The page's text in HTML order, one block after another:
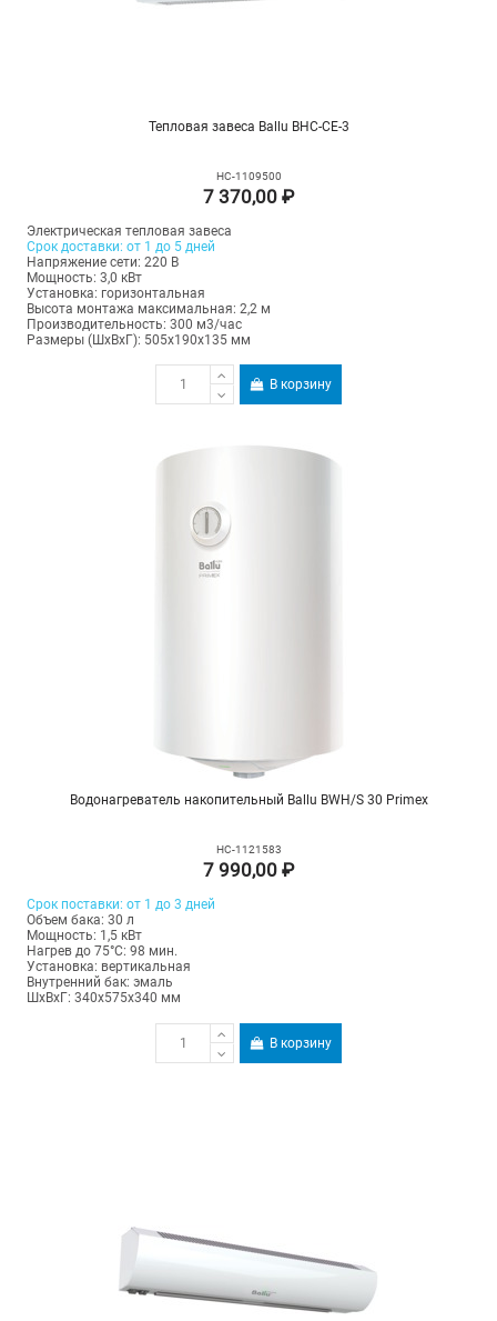
Тепловая завеса Ballu BHC-CE-3
НС-1109500
7 370,00 ₽
Электрическая тепловая завеса
Срок доставки: от 1 до 5 дней
Напряжение сети: 220 В
Мощность: 3,0 кВт
Установка: горизонтальная
Высота монтажа максимальная: 2,2 м
Производительность: 300 м3/час
Размеры (ШхВхГ): 505х190х135 мм
В корзину
Водонагреватель накопительный Ballu BWH/S 30 Primex
НС-1121583
7 990,00 ₽
Срок поставки: от 1 до 3 дней
Объем бака: 30 л
Мощность: 1,5 кВт
Нагрев до 75°С: 98 мин.
Установка: вертикальная
Внутренний бак: эмаль
ШхВхГ: 340х575х340 мм
В корзину